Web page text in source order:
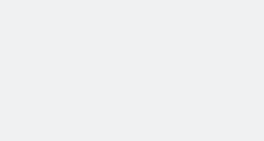
Kaplan ENKS başkanı Mihemed İsmail ile
PAR Parti Meclisi 11 Ocak 2025 tarihinde